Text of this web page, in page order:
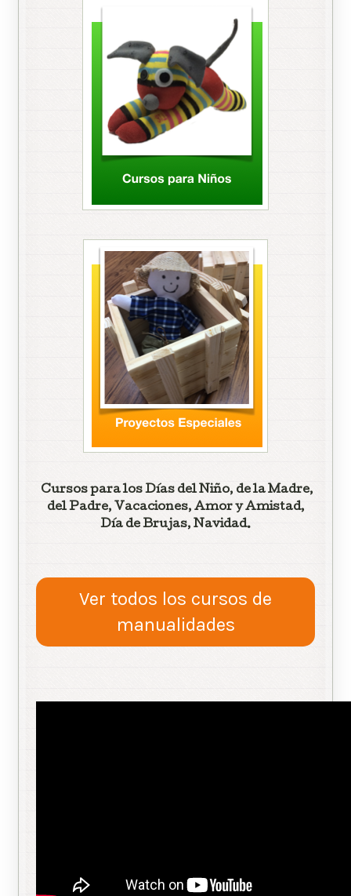
Cursos para los Días del Niño, de la Madre,
del Padre, Vacaciones, Amor y Amistad,
Día de Brujas, Navidad.
Ver todos los cursos de
manualidades